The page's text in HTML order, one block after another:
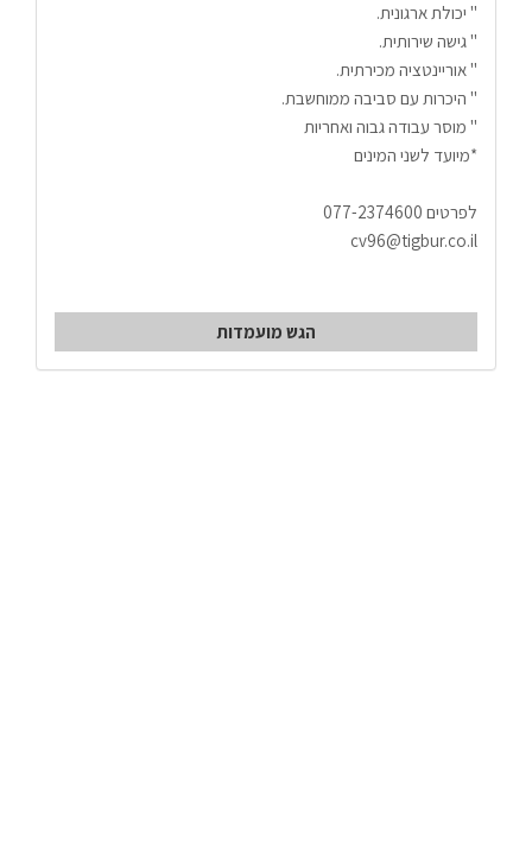
" יכולת ארגונית.
" גישה שירותית.
" אוריינטציה מכירתית.
" היכרות עם סביבה ממוחשבת.
" מוסר עבודה גבוה ואחריות
*מיועד לשני המינים
לפרטים 077-2374600
cv96@tigbur.co.il
הגש מועמדות